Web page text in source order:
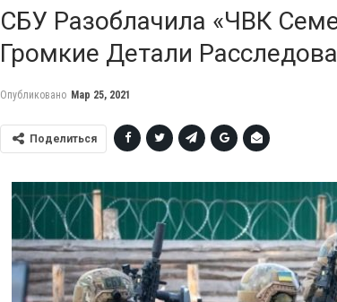
СБУ Разоблачила «ЧВК
Громкие Детали
Опубликовано Мар 25, 2021
Поделиться